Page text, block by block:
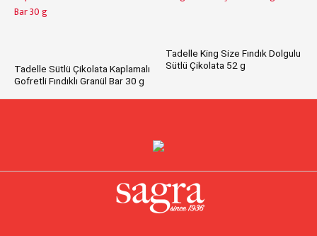
Tadelle Sütlü Çikolata Kaplamalı
Gofretli Fındıklı Granül Bar 30 g
Tadelle King Size Fındık Dolgulu
Sütlü Çikolata 52 g